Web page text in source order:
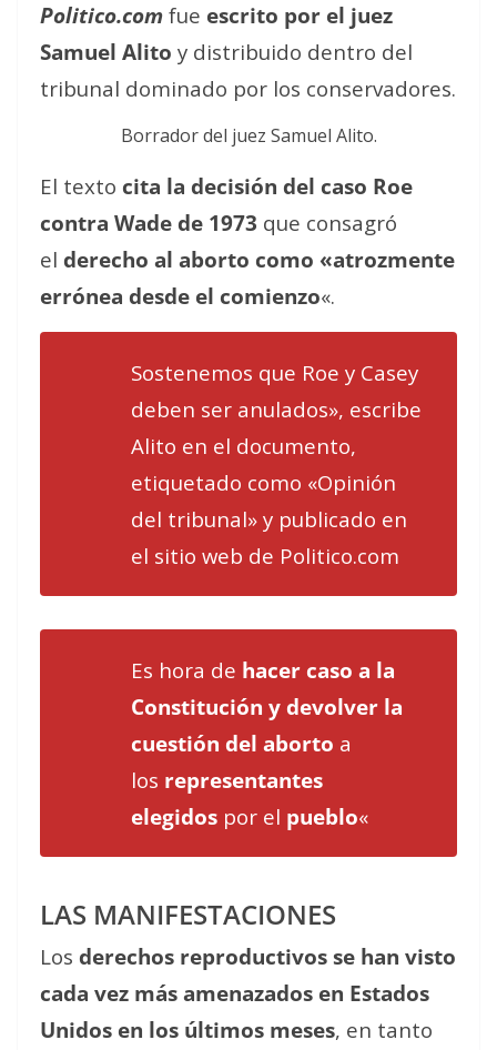
Politico.com fue escrito por el juez
Samuel Alito y distribuido dentro del
tribunal dominado por los conservadores.
Borrador del juez Samuel Alito.
El texto cita la decisión del caso Roe
contra Wade de 1973 que consagró
el derecho al aborto como «atrozmente
errónea desde el comienzo«.
Sostenemos que Roe y Casey
deben ser anulados», escribe
Alito en el documento,
etiquetado como «Opinión
del tribunal» y publicado en
el sitio web de Politico.com
Es hora de hacer caso a la
Constitución y devolver la
cuestión del aborto a
los representantes
elegidos por el pueblo«
LAS MANIFESTACIONES
Los derechos reproductivos se han visto
cada vez más amenazados en Estados
Unidos en los últimos meses, en tanto